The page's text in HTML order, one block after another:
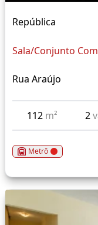
República
Sala/Conjunto
Rua Araújo
112 m² 2
Metrô